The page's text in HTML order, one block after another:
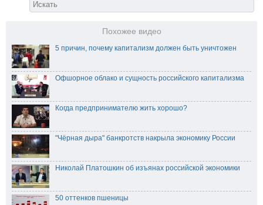
Похожее видео
5 причин, почему капитализм должен быть уничтожен
Офшорное облако и сущность российского капитализма
Когда предпринимателю жить хорошо?
"Чёрная дыра" банкротств накрыла экономику России
Николай Платошкин об изъянах российской экономики
50 оттенков пшеницы